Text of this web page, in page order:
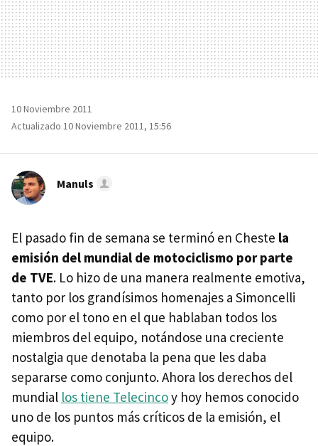
10 Noviembre 2011
Actualizado 10 Noviembre 2011, 15:56
Manuls
El pasado fin de semana se terminó en Cheste la
emisión del mundial de motociclismo por parte
de TVE. Lo hizo de una manera realmente emotiva,
tanto por los grandísimos homenajes a Simoncelli
como por el tono en el que hablaban todos los
miembros del equipo, notándose una creciente
nostalgia que denotaba la pena que les daba
separarse como conjunto. Ahora los derechos del
mundial los tiene Telecincoy hoy hemos conocido
uno de los puntos más críticos de la emisión, el
equipo.